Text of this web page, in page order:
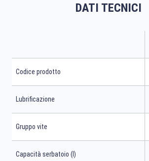
DATI TECNICI
Codice prodotto
Lubrificazione
Gruppo vite
Capacità serbatoio (l)